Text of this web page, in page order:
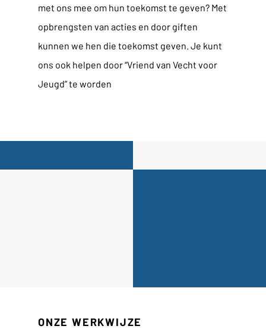
met ons mee om hun toekomst te geven? Met
opbrengsten van acties en door giften
kunnen we hen die toekomst geven. Je kunt
ons ook helpen door “Vriend van Vecht voor
Jeugd” te worden
ONZE WERKWIJZE